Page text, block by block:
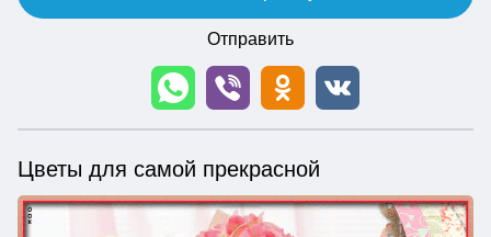
Отправить
Цветы для самой прекрасной